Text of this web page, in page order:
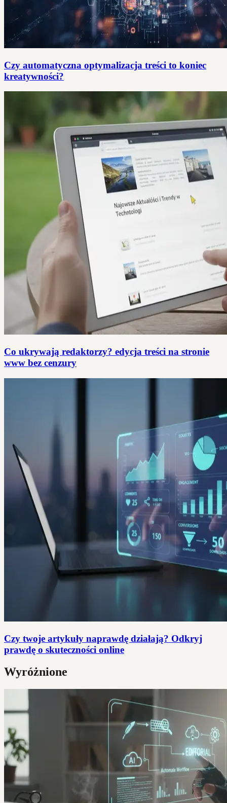
Czy automatyczna optymalizacja treści to koniec
kreatywności?
Co ukrywają redaktorzy? edycja treści na stronie
www bez cenzury
Czy twoje artykuły naprawdę działają? Odkryj
prawdę o skuteczności online
Wyróżnione